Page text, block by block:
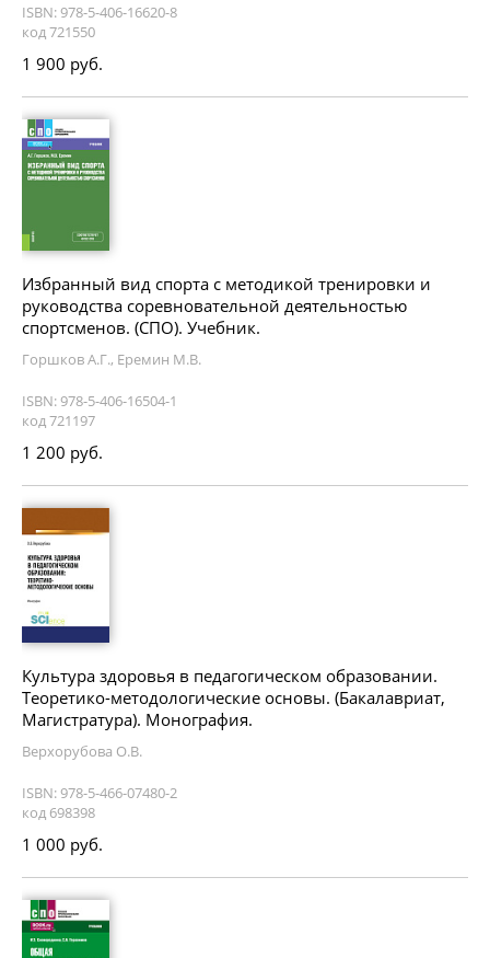
ISBN: 978-5-406-16620-8
код 721550
1 900 руб.
Избранный вид спорта с методикой тренировки и
руководства соревновательной деятельностью
спортсменов. (СПО). Учебник.
Горшков А.Г., Еремин М.В.
ISBN: 978-5-406-16504-1
код 721197
1 200 руб.
Культура здоровья в педагогическом образовании.
Теоретико-методологические основы. (Бакалавриат,
Магистратура). Монография.
Верхорубова О.В.
ISBN: 978-5-466-07480-2
код 698398
1 000 руб.